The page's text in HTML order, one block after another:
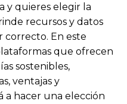
y quieres elegir la
recursos y datos
correcto. En este
que ofrecen
sostenibles,
ventajas y
a hacer una elección